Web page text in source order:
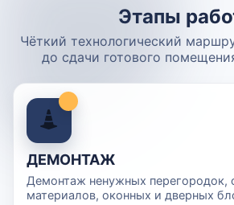
Этапы
Чёткий технологический
до сдачи готового
ДЕМОНТАЖ
Демонтаж ненужных перегородок,
материалов, оконных и дверных